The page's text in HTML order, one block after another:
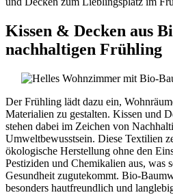
Kissen & Decken aus
nachhaltigen Frühling
Der Frühling lädt dazu ein,
Materialien zu gestalten. Kissen und
stehen dabei im Zeichen von
Umweltbewusstsein. Diese Textilien
ökologische Herstellung ohne den
Pestiziden und Chemikalien aus, was
Gesundheit zugutekommt. Bio-
besonders hautfreundlich und